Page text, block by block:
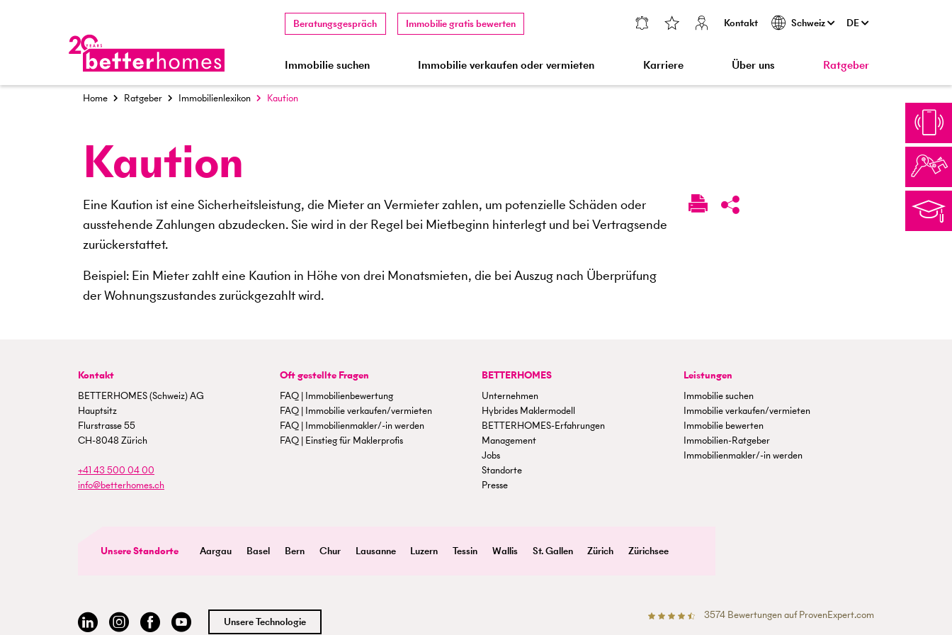
Beratungsgespräch Immobilie gratis bewerten Kontakt Schweiz DE
Immobilie suchen Immobilie verkaufen oder vermieten Karriere Über uns Ratgeber
Home Ratgeber Immobilienlexikon Kaution
Kaution
Eine Kaution ist eine Sicherheitsleistung, die Mieter an Vermieter zahlen, um potenzielle Schäden oder
ausstehende Zahlungen abzudecken. Sie wird in der Regel bei Mietbeginn hinterlegt und bei Vertragsende
zurückerstattet.
Beispiel: Ein Mieter zahlt eine Kaution in Höhe von drei Monatsmieten, die bei Auszug nach Überprüfung
der Wohnungszustandes zurückgezahlt wird.
Kontakt
BETTERHOMES (Schweiz) AG
Hauptsitz
Flurstrasse 55
CH-8048 Zürich
+41 43 500 04 00
info@betterhomes.ch
Oft gestellte Fragen
FAQ | Immobilienbewertung
FAQ | Immobilie verkaufen/vermieten
FAQ | Immobilienmakler/-in werden
FAQ | Einstieg für Maklerprofis
BETTERHOMES
Unternehmen
Hybrides Maklermodell
BETTERHOMES-Erfahrungen
Management
Jobs
Standorte
Presse
Leistungen
Immobilie suchen
Immobilie verkaufen/vermieten
Immobilie bewerten
Immobilien-Ratgeber
Immobilienmakler/-in werden
Unsere Standorte Aargau Basel Bern Chur Lausanne Luzern Tessin Wallis St. Gallen Zürich Zürichsee
Unsere Technologie
3574 Bewertungen auf ProvenExpert.com